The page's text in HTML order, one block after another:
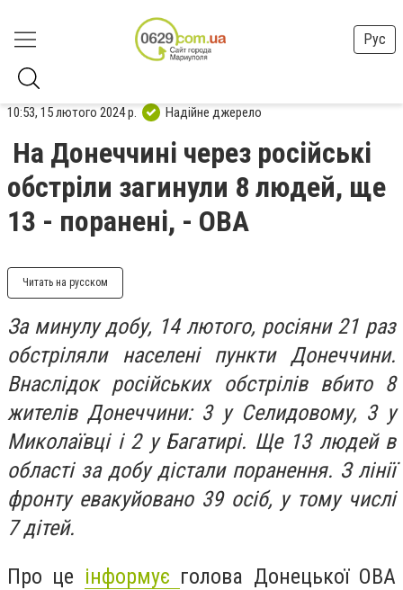
Рус
10:53, 15 лютого 2024 р. Надійне джерело
На Донеччині через російські
обстріли загинули 8 людей, ще
13 - поранені, - ОВА
Читать на русском
За минулу добу, 14 лютого, росіяни 21 раз
обстріляли населені пункти Донеччини.
Внаслідок російських обстрілів вбито 8
жителів Донеччини: 3 у Селидовому, 3 у
Миколаївці і 2 у Багатирі. Ще 13 людей в
області за добу дістали поранення. З лінії
фронту евакуйовано 39 осіб, у тому числі
7 дітей.
Про це інформує голова Донецької ОВА